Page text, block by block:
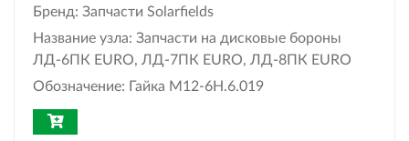
Бренд: Запчасти Solarfields
Название узла: Запчасти на дисковые бороны
ЛД-6ПК EURO, ЛД-7ПК EURO, ЛД-8ПК EURO
Обозначение: Гайка М12-6Н.6.019